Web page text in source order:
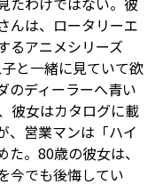
んは、ロータリーエ
るアニメシリーズ
と一緒に見ていて欲
のディーラーへ青い
彼女はカタログに載
、営業マンは「ハイ
。80歳の彼女は、
今でも後悔してい